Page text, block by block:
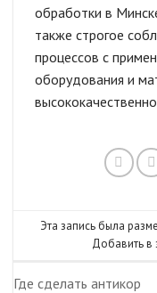
обработки в
также строгое
процессов с
оборудования и
Эта запись была
Добавить в
Где сделать антикор